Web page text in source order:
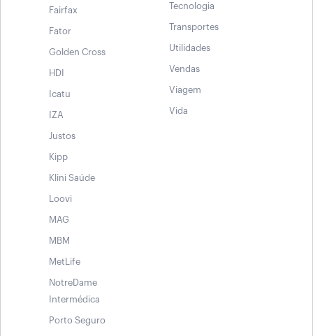
Fairfax
Fator
Golden Cross
HDI
Icatu
IZA
Justos
Kipp
Klini Saúde
Loovi
MAG
MBM
MetLife
NotreDame
Intermédica
Porto Seguro
Tecnologia
Transportes
Utilidades
Vendas
Viagem
Vida